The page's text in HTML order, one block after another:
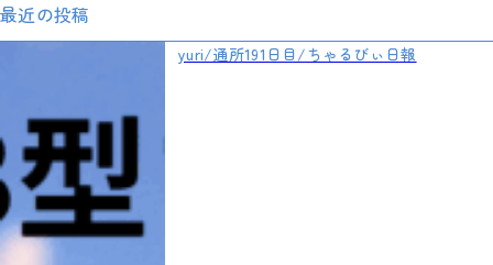
最近の投稿
yuri/通所191日目/ちゃるびぃ日報